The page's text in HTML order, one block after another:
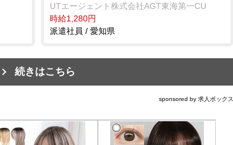
UTエージェント株式会社AGT東海第一CU
時給1,280円
派遣社員 / 愛知県
続きはこちら
sponsored by 求人ボックス